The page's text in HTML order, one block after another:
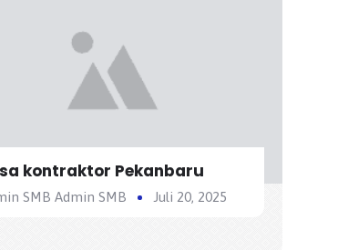
kontraktor Pekanbaru
SMB Admin SMB Juli 20, 2025